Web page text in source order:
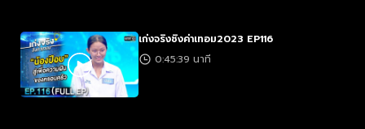
เก่งจริงชิงค่าเทอม2023 EP116
0:45:39 นาที